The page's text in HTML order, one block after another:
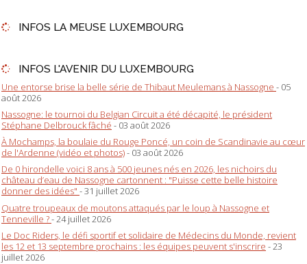
INFOS LA MEUSE LUXEMBOURG
INFOS L'AVENIR DU LUXEMBOURG
Une entorse brise la belle série de Thibaut Meulemans à Nassogne - 05
août 2026
Nassogne: le tournoi du Belgian Circuit a été décapité, le président
Stéphane Delbrouck fâché - 03 août 2026
À Mochamps, la boulaie du Rouge Poncé, un coin de Scandinavie au cœur
de l'Ardenne (vidéo et photos)- 03 août 2026
De 0 hirondelle voici 8 ans à 500 jeunes nés en 2026, les nichoirs du
château d’eau de Nassogne cartonnent : "Puisse cette belle histoire
donner des idées" - 31 juillet 2026
Quatre troupeaux de moutons attaqués par le loup à Nassogne et
Tenneville ?- 24 juillet 2026
Le Doc Riders, le défi sportif et solidaire de Médecins du Monde, revient
les 12 et 13 septembre prochains : les équipes peuvent s'inscrire - 23
juillet 2026